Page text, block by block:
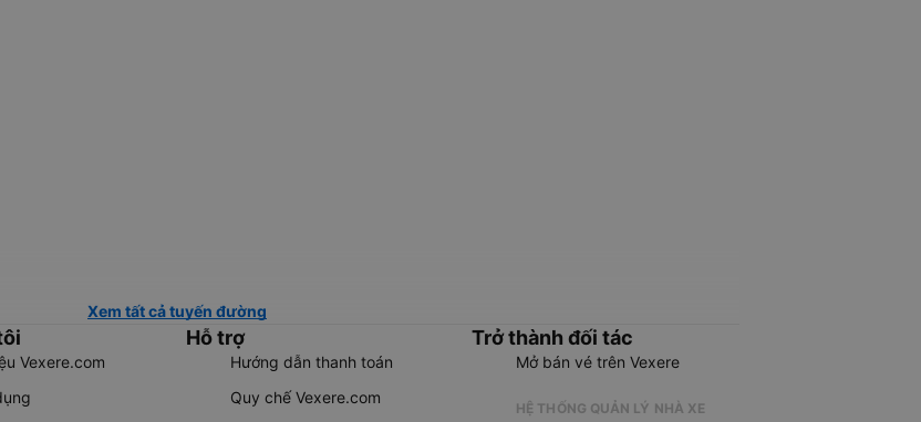
Xem tất cả tuyến đường
Vexere.com
Hỗ trợ
Hướng dẫn thanh toán
Quy chế Vexere.com
Trở thành đối tác
Mở bán vé trên Vexere
HỆ THỐNG QUẢN LÝ NHÀ XE